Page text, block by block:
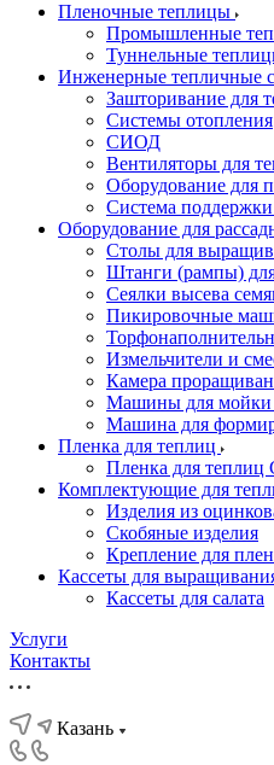
Пленочные теплицы
Промышленные
Туннельные
Инженерные тепличные
Зашторивание для
Системы отопления
СИОД
Вентиляторы для
Оборудование для
Система
Оборудование для
Столы для
Штанги (рампы)
Сеялки высева
Пикировочные
Измельчители и
Камера
Машины для мойки
Машина для
Пленка для теплиц
Пленка для теплиц
Комплектующие для
Изделия из
Скобяные изделия
Крепление для
Кассеты для
Кассеты для салата
Услуги
Контакты
Казань